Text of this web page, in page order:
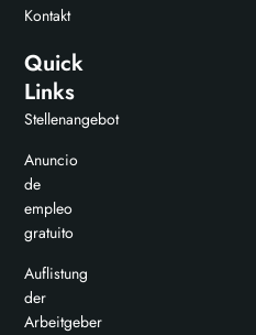
Kontakt
Quick
Links
Stellenangebot
Anuncio
de
empleo
gratuito
Auflistung
der
Arbeitgeber